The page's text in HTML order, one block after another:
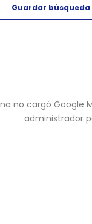
Guardar búsqueda
no cargó
administrador